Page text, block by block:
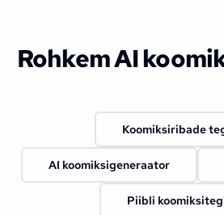
Rohkem AI
Koomiksiribade
AI koomiksigeneraator
Piibli